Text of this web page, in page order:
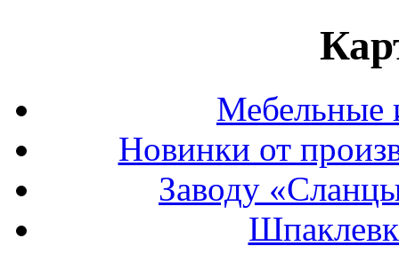
Мебельные
Новинки от
Заводу